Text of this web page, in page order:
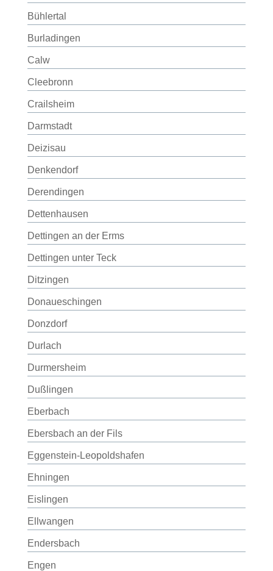
Bühlertal
Burladingen
Calw
Cleebronn
Crailsheim
Darmstadt
Deizisau
Denkendorf
Derendingen
Dettenhausen
Dettingen an der Erms
Dettingen unter Teck
Ditzingen
Donaueschingen
Donzdorf
Durlach
Durmersheim
Dußlingen
Eberbach
Ebersbach an der Fils
Eggenstein-Leopoldshafen
Ehningen
Eislingen
Ellwangen
Endersbach
Engen